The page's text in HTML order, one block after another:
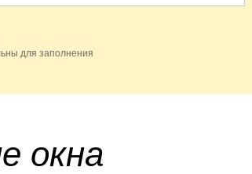
для заполнения
окна